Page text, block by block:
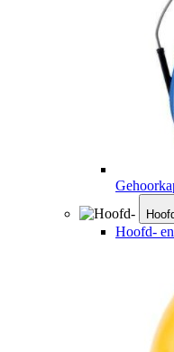
Hoofd-